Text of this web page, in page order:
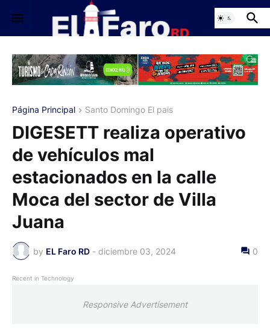
Página Principal Santo Domingo El pais
DIGESETT realiza operativo
de vehículos mal
estacionados en la calle
Moca del sector de Villa
Juana
by EL Faro RD - diciembre 03, 2024 0
Recent in Technology
Responsive Advertisement